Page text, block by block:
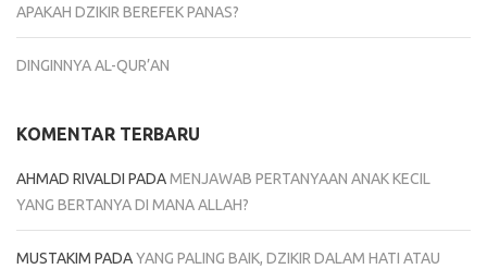
APAKAH DZIKIR BEREFEK PANAS?
DINGINNYA AL-QUR’AN
KOMENTAR TERBARU
AHMAD RIVALDI PADAMENJAWAB PERTANYAAN ANAK KECIL
YANG BERTANYA DI MANA ALLAH?
MUSTAKIM PADAYANG PALING BAIK, DZIKIR DALAM HATI ATAU